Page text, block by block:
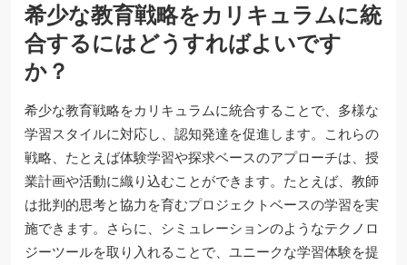
希少な教育戦略をカリキュラムに統
合するにはどうすればよいです
か？
希少な教育戦略をカリキュラムに統合することで、多様な
学習スタイルに対応し、認知発達を促進します。これらの
戦略、たとえば体験学習や探求ベースのアプローチは、授
業計画や活動に織り込むことができます。たとえば、教師
は批判的思考と協力を育むプロジェクトベースの学習を実
施できます。さらに、シミュレーションのようなテクノロ
ジーツールを取り入れることで、ユニークな学習体験を提